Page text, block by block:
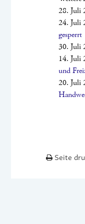
28. Juli
24. Juli
gesperrt
30. Juli
14. Juli
und
20. Juli
Seite